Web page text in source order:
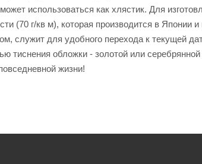
использоваться как хлястик. Для
(70 г/кв м), которая производится в Японии и
служит для удобного перехода к текущей
тиснения обложки - золотой или
жизни!